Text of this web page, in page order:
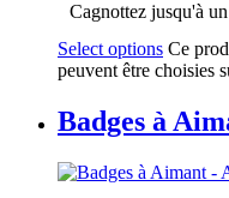
Cagnottez jusqu'à
Select options Ce
peuvent être choisies
Badges à